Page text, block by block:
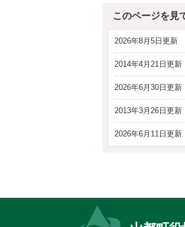
このページを見
2026年8月5日更新
2014年4月21日更新
2026年6月30日更新
2013年3月26日更新
2026年6月11日更新